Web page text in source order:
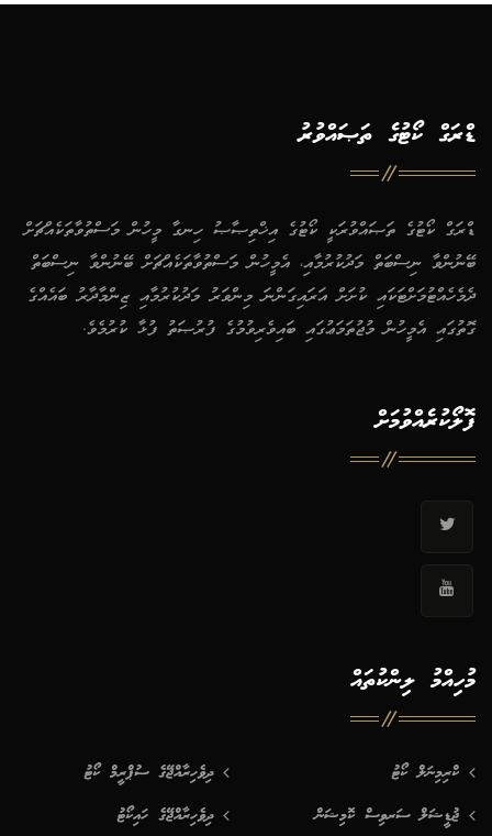
ޑްރަގް ކޯޓުގެ ތަޞައްވުރު
ޑްރަގް ކޯޓުގެ ތަޞައްވުރަކީ ކޯޓުގެ އިޚްތިޞާޞު ހިނގާ މީހުން މަސްތުވާތަކެއްޗަށް
ބޭނުންވާ ނިސްބަތް މަދުކުރުމާއި، އެމީހުން މަސްތުވާތަކެއްޗަށް ބޭނުންވާ ނިސްބަތް
ދެމެހެއްޓުމަށްޓަކައި ކުށަށް އަރައިގަންނަ މިންވަރު މަދުކުރުމާއި ޒިންމާދާރު ބައެއްގެ
ގޮތުގައި އެމީހުން މުޖުތަމަޢުގައި ބައިވެރިވުމުގެ ފުރުޞަތު ފުޅާ ކުރުމެވެ.
ފޮލޯކުރެއްވުމަށް
މުހިއްމު ލިންކުތައް
ދިވެހިރާއްޖޭގެ ސުޕްރީމް ކޯޓު
ދިވެހިރާއްޖޭގެ ހައިކޯޓު
ކްރިމިނަލް ކޯޓު
ޖުޑީޝަލް ސަރވިސް ކޮމިޝަން